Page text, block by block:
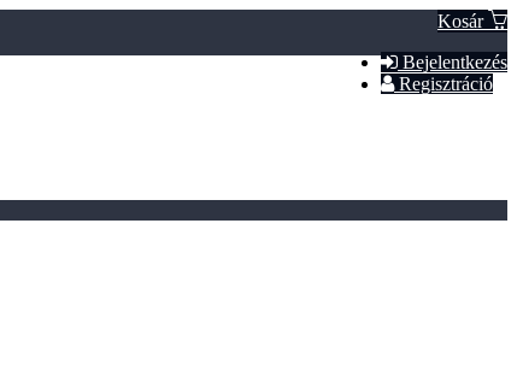
Kosár
Bejelentkezés
Regisztráció